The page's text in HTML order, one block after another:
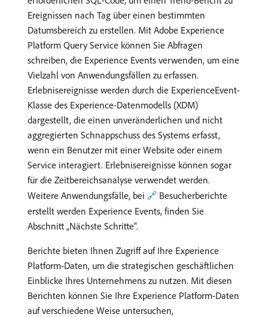
Ereignissen nach Tag über einen bestimmten
Datumsbereich zu erstellen. Mit Adobe Experience
Platform Query Service können Sie Abfragen
schreiben, die Experience Events verwenden, um eine
Vielzahl von Anwendungsfällen zu erfassen.
Erlebnisereignisse werden durch die ExperienceEvent-
Klasse des Experience-Datenmodells (XDM)
dargestellt, die einen unveränderlichen und nicht
aggregierten Schnappschuss des Systems erfasst,
wenn ein Benutzer mit einer Website oder einem
Service interagiert. Erlebnisereignisse können sogar
für die Zeitbereichsanalyse verwendet werden.
Weitere Anwendungsfälle, bei 🔗 Besucherberichte
erstellt werden Experience Events, finden Sie
Abschnitt „Nächste Schritte“.
Berichte bieten Ihnen Zugriff auf Ihre Experience
Platform-Daten, um die strategischen geschäftlichen
Einblicke Ihres Unternehmens zu nutzen. Mit diesen
Berichten können Sie Ihre Experience Platform-Daten
auf verschiedene Weise untersuchen,